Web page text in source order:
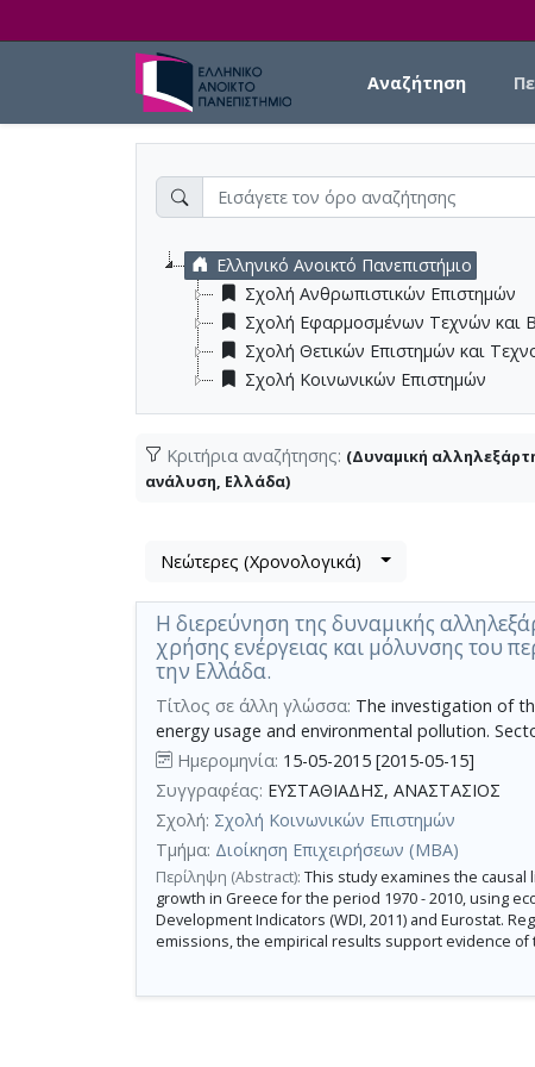
Αναζήτηση
Ελληνικό Ανοικτό Πανεπιστήμιο
Σχολή Ανθρωπιστικών Επιστημών
Σχολή Εφαρμοσμένων Τεχνών και
Σχολή Θετικών Επιστημών και
Σχολή Κοινωνικών Επιστημών
Κριτήρια αναζήτησης: (Δυναμική
ανάλυση, Ελλάδα)
Βρέθηκε
αποτέλεσμα
,
σύνολο
σελίδων
1.
Εφαρμοζόμενα
κριτήρια
αναζήτησης:
(Δυναμική
οικονομική
μεγέθυνση,
χρήση
ενέργεια,
μόλυνση
του
περιβάλλοντος,
Λίστα
τα
αποτελέσματα
αναζήτησης:
Νεώτερες (Χρονολογικά)
Η διερεύνηση της δυναμικής
χρήσης ενέργειας και μόλυνσης του
την Ελλάδα.
Τίτλος σε άλλη γλώσσα: The investigation of
energy usage and environmental pollution.
Ημερομηνία: 15-05-2015 [2015-05-15]
Συγγραφέας: ΕΥΣΤΑΘΙΑΔΗΣ, ΑΝΑΣΤΑΣΙΟΣ
Σχολή: Σχολή Κοινωνικών Επιστημών
Τμήμα: Διοίκηση Επιχειρήσεων (MBA)
Περίληψη (Abstract): This study examines the
growth in Greece for the period 1970 - 2010, using
Development Indicators (WDI, 2011) and Eurostat.
emissions, the empirical results support evidence